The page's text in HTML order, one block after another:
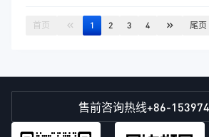
首页 1 2 3 4 尾页
售前咨询热线+86-